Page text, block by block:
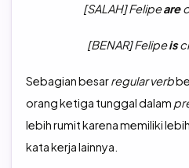
[SALAH] Felipeare
[BENAR] Felipeis
Sebagian besarregular verb
orang ketiga tunggal dalam
lebih rumit karena memiliki
kata kerja lainnya.